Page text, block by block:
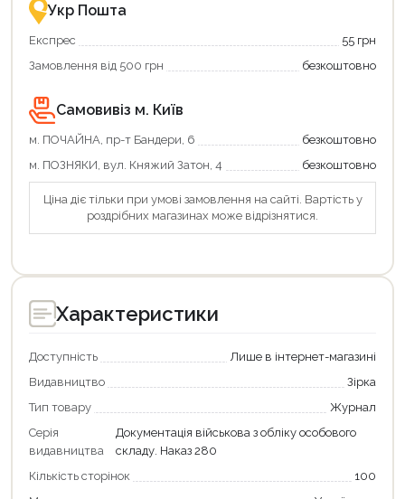
Укр Пошта
Експрес
55 грн
Замовлення від 500 грн
безкоштовно
Самовивіз м. Київ
м. ПОЧАЙНА, пр-т Бандери, 6
безкоштовно
м. ПОЗНЯКИ, вул. Княжий Затон, 4
безкоштовно
Ціна діє тільки при умові замовлення на сайті. Вартість у
роздрібних магазинах може відрізнятися.
Характеристики
Доступність
Лише в інтернет-магазині
Видавництво
Зірка
Тип товару
Журнал
Серія
видавництва
Документація військова з обліку особового
складу. Наказ 280
Кількість сторінок
100